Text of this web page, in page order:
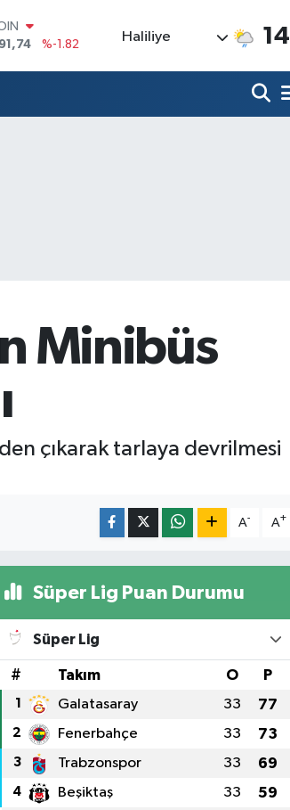
%0.02
%0.18
Haliliye 14
Minibüs
çıkarak tarlaya devrilmesi
A- A+
Süper Lig Puan Durumu
Süper Lig
# Takım O P
1 Galatasaray 33 77
2 Fenerbahçe 33 73
3 Trabzonspor 33 69
4 Beşiktaş 33 59